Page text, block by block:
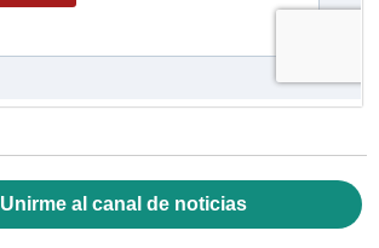
Unirme al canal de noticias